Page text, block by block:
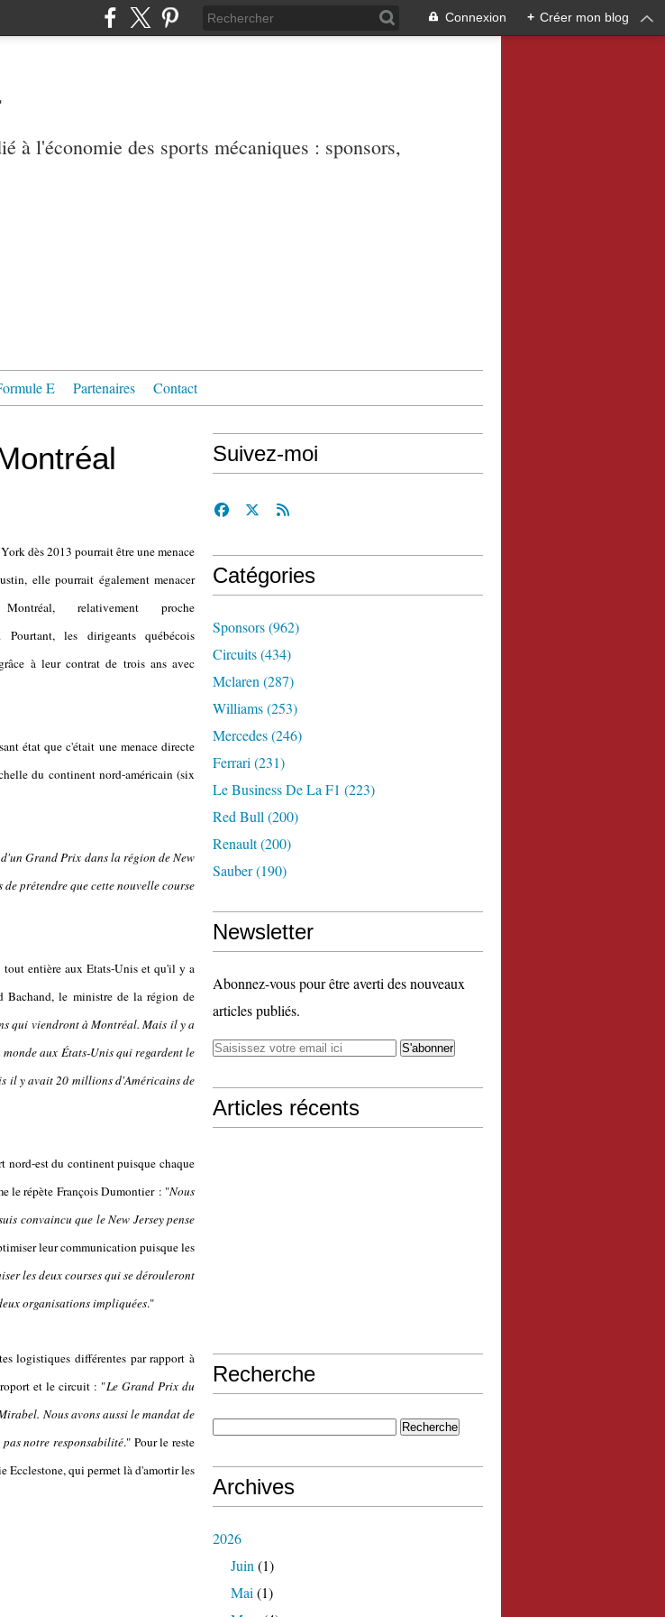
Connexion + Créer mon blog
à l'économie des sports mécaniques : sponsors,
E Partenaires Contact
dès 2013 pourrait être une menace
elle pourrait également menacer
relativement proche
Pourtant, les dirigeants québécois
à leur contrat de trois ans avec
état que c'était une menace directe
du continent nord-américain (six
Grand Prix dans la région de New
prétendre que cette nouvelle course
tout entière aux Etats-Unis et qu'il y a
Bachand, le ministre de la région de
qui viendront à Montréal. Mais il y a
aux États-Unis qui regardent le
il y avait 20 millions d'Américains de
nord-est du continent puisque chaque
le répète François Dumontier : "Nous
convaincu que le New Jersey pense
leur communication puisque les
les deux courses qui se dérouleront
organisations impliquées."
logistiques différentes par rapport à
et le circuit : "Le Grand Prix du
Nous avons aussi le mandat de
notre responsabilité." Pour le reste
Ecclestone, qui permet là d'amortir les
Suivez-moi
Catégories
Sponsors(962)
Circuits(434)
Mclaren (287)
Williams(253)
Mercedes(246)
Ferrari (231)
Le Business De La F1 (223)
Red Bull (200)
Renault(200)
Sauber(190)
Newsletter
Abonnez-vous pour être averti des nouveaux
articles publiés.
Articles récents
Recherche
Archives
2026
Juin (1)
Mai (1)